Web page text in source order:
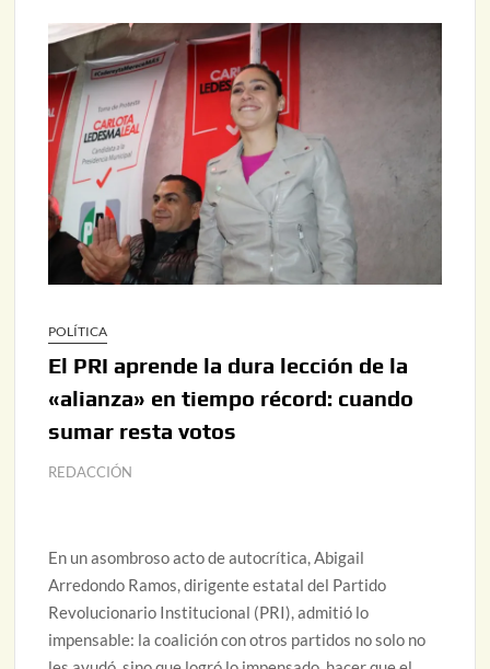
POLÍTICA
El PRI aprende la dura lección de la
«alianza» en tiempo récord: cuando
sumar resta votos
REDACCIÓN
En un asombroso acto de autocrítica, Abigail
Arredondo Ramos, dirigente estatal del Partido
Revolucionario Institucional (PRI), admitió lo
impensable: la coalición con otros partidos no solo no